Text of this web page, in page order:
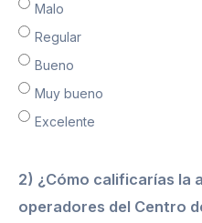
Malo
Regular
Bueno
Muy bueno
Excelente
2) ¿Cómo calificarías la
operadores del Centro